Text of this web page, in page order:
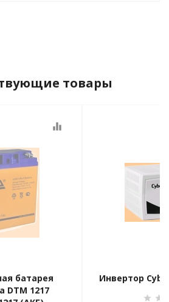
товары
equalizer
батарея
DTM 1217
Инвертор